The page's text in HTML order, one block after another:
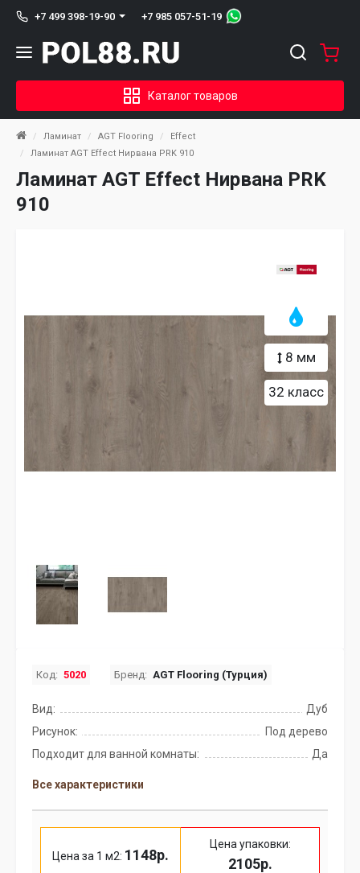
+7 499 398-19-90 +7 985 057-51-19
Каталог товаров
Ламинат AGT Flooring
Effect
Ламинат AGT Effect Нирвана PRK 910
Ламинат AGT Effect Нирвана PRK
910
8 мм
32 класс
Код: 5020 Бренд: AGT Flooring (Турция)
Вид:
Дуб
Рисунок:
Под дерево
Подходит для ванной комнаты:
Да
Все характеристики
Цена за 1 м2: 1148р.
Цена упаковки:
2105р.